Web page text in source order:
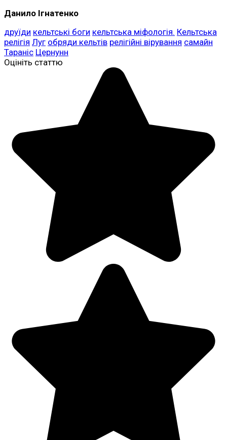
Данило Ігнатенко
друїди кельтські боги кельтська міфологія. Кельтська
релігія Луг обряди кельтів релігійні вірування самайн
Тараніс Цернунн
Оцініть статтю